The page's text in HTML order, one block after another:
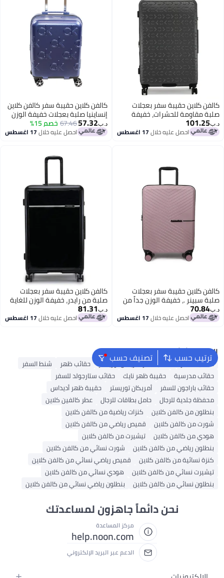
2
كالفن كلاين حقيبة سفر بعجلات
صلبة مقاومة للحشرات، خفيفة
الوزن للغاية من مادة ، بعجلات
مزدوجة رباعية
د.ب‏101.25
احصل عليه خلال17 اغسطس 4
كالفن كلاين حقيبة سفر كالفن كلاين
إنساينيا صلبة بعجلات خفيفة الوزن
للغاية من بأربع عجلات مزدوجة
د.ب‏57.32
67.46خصم 15%
احصل عليه خلال17 اغسطس
3
كالفن كلاين حقيبة سفر بعجلات
صلبة سبينر .، خفيفة الوزن جداً من
مادة ، عجلات مزدوجة، لون فطر
د.ب‏70.84
احصل عليه خلال17 اغسطس
كالفن كلاين حقيبة سفر بعجلات
صلبة من رايدر، خفيفة الوزن للغاية
من ، عجلات مزدوجة
د.ب‏81.31
احصل عليه خلال17 اغسطس
ترتيب حسب تصنيف حسب البحث الشائع
حقائب السفر حقائب سفر أمريكان توريستر حقائب ظهر
شنط السفر
حقائب مدرسية
حقيبة ظهر نايك
حقائب ستارجولد للسفر
حقائب باراجون للسفر
أمريكان توريستر
حقيبة ظهر أديداس
محفظة جلدية للرجال
حامل بطاقات للرجال
عطر كالفين كلاين
بنطلون من كالفن كلاين
كنزات رياضية من كالفن كلاين
شورت من كالفن كلاين
قميص رياضي من كالفن كلاين
هودي من كالفن كلاين
تيشيرت من كالفن كلاين
بنطلون رياضي من كالفن كلاين
شورت نسائي من كالفن كلاين
كنزة نسائية من كالفن كلاين
قميص رياضي نسائي من كالفن كلاين
تيشيرت نسائي من كالفن كلاين
هودي نسائي من كالفن كلاين
بنطلون نسائي من كالفن كلاين
بنطلون رياضي نسائي من كالفن كلاين
نحن دائماً جاهزون لمساعدتك
مركز المساعدة
help.noon.com
الدعم عبر البريد الإلكتروني